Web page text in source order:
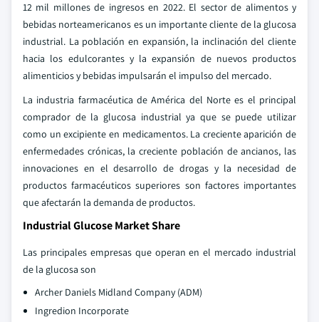
12 mil millones de ingresos en 2022. El sector de alimentos y
bebidas norteamericanos es un importante cliente de la glucosa
industrial. La población en expansión, la inclinación del cliente
hacia los edulcorantes y la expansión de nuevos productos
alimenticios y bebidas impulsarán el impulso del mercado.
La industria farmacéutica de América del Norte es el principal
comprador de la glucosa industrial ya que se puede utilizar
como un excipiente en medicamentos. La creciente aparición de
enfermedades crónicas, la creciente población de ancianos, las
innovaciones en el desarrollo de drogas y la necesidad de
productos farmacéuticos superiores son factores importantes
que afectarán la demanda de productos.
Industrial Glucose Market Share
Las principales empresas que operan en el mercado industrial
de la glucosa son
Archer Daniels Midland Company (ADM)
Ingredion Incorporate